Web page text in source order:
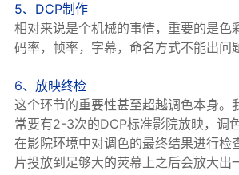
5、DCP制作
相对来说是个机械的事情，重要的是色
码率，帧率，字幕，命名方式不能出问
6、放映终检
这个环节的重要性甚至超越调色本身。
常要有2-3次的DCP标准影院放映，调
在影院环境中对调色的最终结果进行检
片投放到足够大的荧幕上之后会放大出